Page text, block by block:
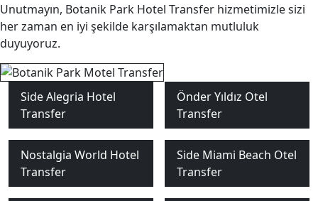
Unutmayın, Botanik Park Hotel Transfer hizmetimizle sizi
her zaman en iyi şekilde karşılamaktan mutluluk
duyuyoruz.
Side Alegria Hotel
Transfer
Önder Yıldız Otel
Transfer
Nostalgia World Hotel
Transfer
Side Miami Beach Otel
Transfer